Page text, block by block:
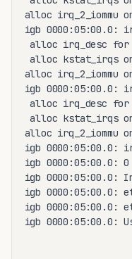
alloc irq_2_iommu
igb 0000:05:00.0:
alloc irq_desc for
alloc kstat_irqs
alloc irq_2_iommu
igb 0000:05:00.0:
alloc irq_desc for
alloc kstat_irqs
alloc irq_2_iommu
igb 0000:05:00.0:
igb 0000:05:00.0:
igb 0000:05:00.0:
igb 0000:05:00.0:
igb 0000:05:00.0:
igb 0000:05:00.0: